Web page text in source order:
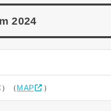
2024
（ MAP ）